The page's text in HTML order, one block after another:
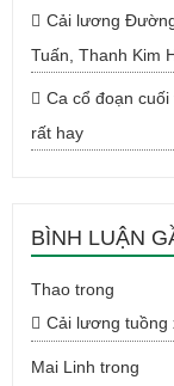
Cải lương
Tuấn, Thanh Kim
Ca cổ đoạn
rất hay
BÌNH LUẬN
Thao trong
Cải lương tuồng
Mai Linh trong